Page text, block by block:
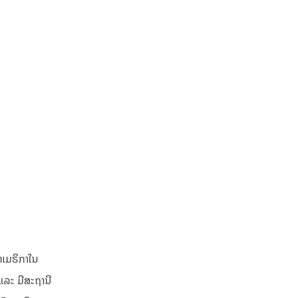
ມຣິກາໃນ
ະ ມີສະຖານີ